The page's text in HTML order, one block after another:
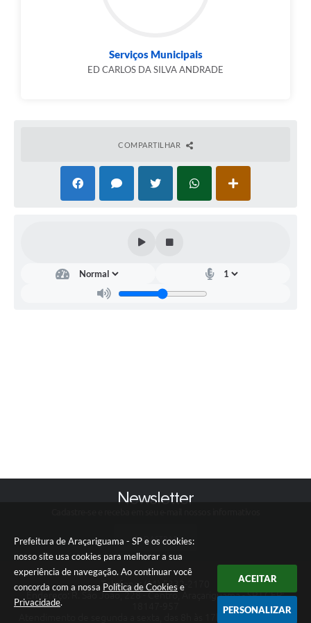
Prefeitura de Araçariguama - SP e os cookies:
nosso site usa cookies para melhorar a sua
experiência de navegação. Ao continuar você
concorda com a nossa Política de Cookies e
Privacidade.
ACEITAR
PERSONALIZAR
Serviços Municipais
ED CARLOS DA SILVA ANDRADE
COMPARTILHAR
Newsletter
CADASTRAR
Telefone: (11) 5332-2170
Endereço: R. São João, 228 - Centro, Araçariguama - SP | CEP: